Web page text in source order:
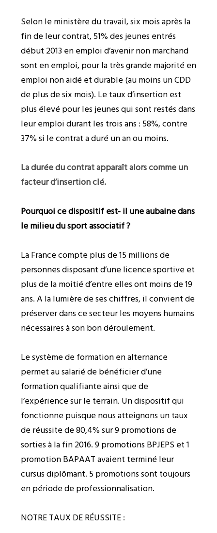
Selon le ministère du travail, six mois après la
fin de leur contrat, 51% des jeunes entrés
début 2013 en emploi d’avenir non marchand
sont en emploi, pour la très grande majorité en
emploi non aidé et durable (au moins un CDD
de plus de six mois). Le taux d’insertion est
plus élevé pour les jeunes qui sont restés dans
leur emploi durant les trois ans : 58%, contre
37% si le contrat a duré un an ou moins.
La durée du contrat apparaît alors comme un
facteur d’insertion clé.
Pourquoi ce dispositif est- il une aubaine dans
le milieu du sport associatif ?
La France compte plus de 15 millions de
personnes disposant d’une licence sportive et
plus de la moitié d’entre elles ont moins de 19
ans. A la lumière de ses chiffres, il convient de
préserver dans ce secteur les moyens humains
nécessaires à son bon déroulement.
Le système de formation en alternance
permet au salarié de bénéficier d’une
formation qualifiante ainsi que de
l’expérience sur le terrain. Un dispositif qui
fonctionne puisque nous atteignons un taux
de réussite de 80,4% sur 9 promotions de
sorties à la fin 2016. 9 promotions BPJEPS et 1
promotion BAPAAT avaient terminé leur
cursus diplômant. 5 promotions sont toujours
en période de professionnalisation.
NOTRE TAUX DE RÉUSSITE :